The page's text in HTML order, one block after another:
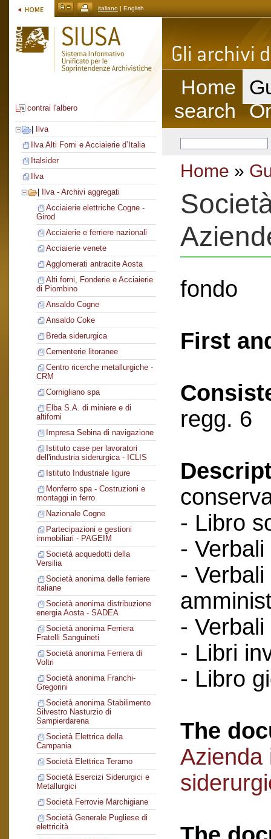
italiano | English
contrai l'albero
Ilva
Ilva Alti Forni e Acciaierie d’Italia
Italsider
Ilva
Ilva - Archivi aggregati
Acciaierie elettriche Cogne -
Girod
Acciaierie e ferriere nazionali
Acciaierie venete
Agglomerati antracite Aosta
Alti forni, Fonderie e Acciaierie
di Piombino
Ansaldo Cogne
Ansaldo Coke
Breda siderurgica
Cementerie litoranee
Centro ricerche metallurgiche -
CRM
Cornigliano spa
Elba S.A. di miniere e di
altiforni
Impresa Sebina di navigazione
Istituto case per lavoratori
dell'industria siderurgica - ICLIS
Istituto Industriale ligure
Monferro spa - Costruzioni e
montaggi in ferro
Nazionale Cogne
Partecipazioni e gestioni
immobiliari - PAGEIM
Società acquedotti della
Versilia
Società anonima delle ferriere
italiane
Società anonima distribuzione
energia Aosta - SADEA
Società anonima Ferriera
Fratelli Sanguineti
Società anonima Ferriera di
Voltri
Società anonima Franchi-
Gregorini
Società anonima Stabilimento
Silvestro Nasturzio di
Sampierdarena
Società Elettrica della
Campania
Società Elettrica Teramo
Società Esercizi Siderurgici e
Metallurgici
Società Ferrovie Marchigiane
Società Generale Pugliese di
elettricità
Home
search
Home »
fondo
First
regg. 6
- Libro
-
-
-
- Libri
- Libro
The
Azienda